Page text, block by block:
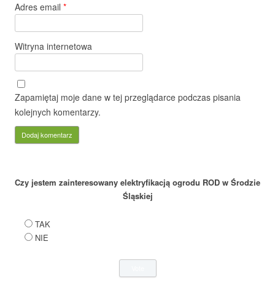
Adres email *
Witryna internetowa
Zapamiętaj moje dane w tej przeglądarce podczas pisania
kolejnych komentarzy.
Czy jestem zainteresowany elektryfikacją ogrodu ROD w Środzie
Śląskiej
TAK
NIE